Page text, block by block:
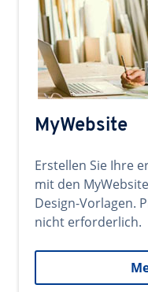
MyWebsite
Erstellen Sie Ihre
mit den
Design-Vorlagen.
nicht erforderlich.